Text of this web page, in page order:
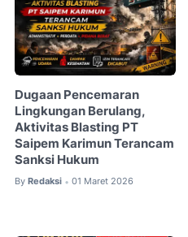
Dugaan Pencemaran
Lingkungan Berulang,
Aktivitas Blasting PT
Saipem Karimun Terancam
Sanksi Hukum
By Redaksi • 01 Maret 2026